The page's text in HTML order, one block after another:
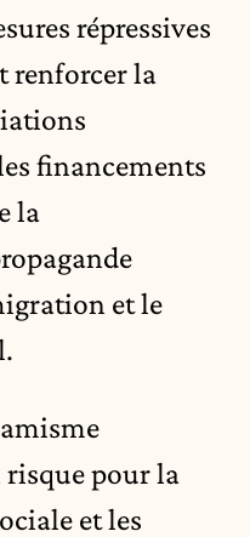
répressives
renforcer la
financements
la
et le
risque pour la
et les